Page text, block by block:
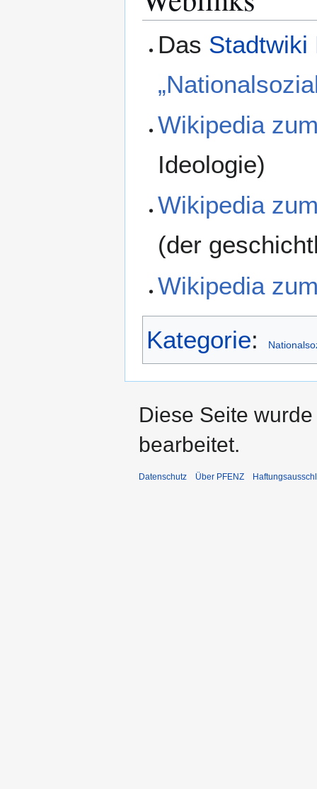
Das Stadtwiki
Wikipedia
Ideologie)
Wikipedia
(der
Wikipedia
Kategorie:
Diese Seite
bearbeitet.
Datenschutz Über PFENZ